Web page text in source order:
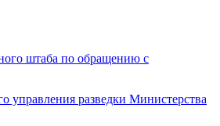
штаба по обращению с
управления разведки Министерства